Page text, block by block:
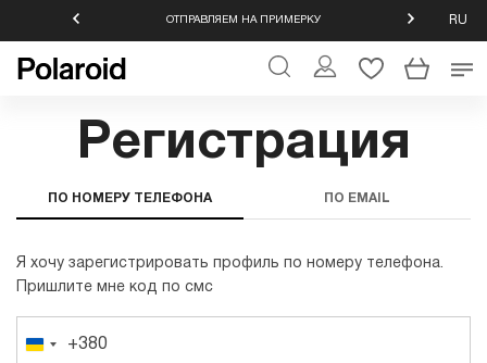
ОТПРАВЛЯЕМ НА ПРИМЕРКУ RU
Регистрация
ПО НОМЕРУ ТЕЛЕФОНА ПО EMAIL
Я хочу зарегистрировать профиль по номеру телефона.
Пришлите мне код по смс
Украина
+380